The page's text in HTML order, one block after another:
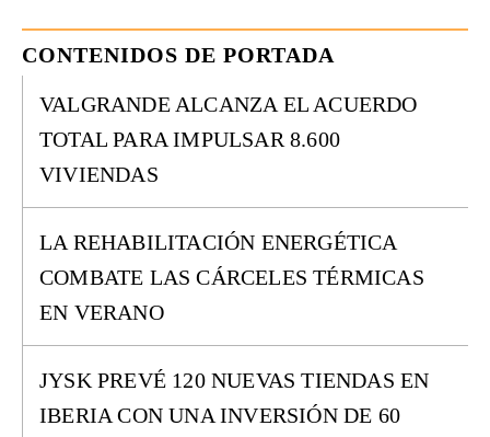
CONTENIDOS DE PORTADA
VALGRANDE ALCANZA EL ACUERDO
TOTAL PARA IMPULSAR 8.600
VIVIENDAS
LA REHABILITACIÓN ENERGÉTICA
COMBATE LAS CÁRCELES TÉRMICAS
EN VERANO
JYSK PREVÉ 120 NUEVAS TIENDAS EN
IBERIA CON UNA INVERSIÓN DE 60